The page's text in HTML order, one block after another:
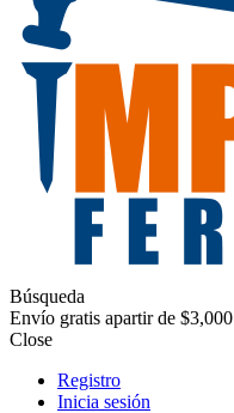
Búsqueda
Envío gratis apartir de $3,000
Close
Registro
Inicia sesión